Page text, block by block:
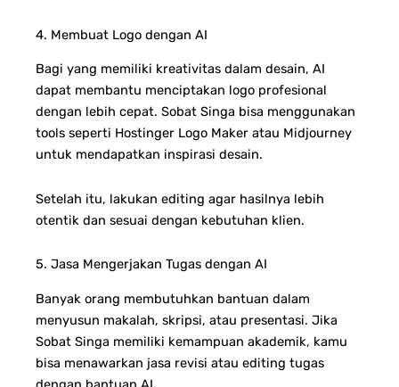
4. Membuat Logo dengan AI
Bagi yang memiliki kreativitas dalam desain, AI
dapat membantu menciptakan logo profesional
dengan lebih cepat. Sobat Singa bisa menggunakan
tools seperti Hostinger Logo Maker atau Midjourney
untuk mendapatkan inspirasi desain.
Setelah itu, lakukan editing agar hasilnya lebih
otentik dan sesuai dengan kebutuhan klien.
5. Jasa Mengerjakan Tugas dengan AI
Banyak orang membutuhkan bantuan dalam
menyusun makalah, skripsi, atau presentasi. Jika
Sobat Singa memiliki kemampuan akademik, kamu
bisa menawarkan jasa revisi atau editing tugas